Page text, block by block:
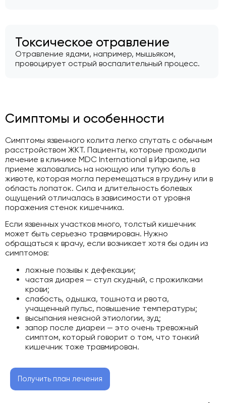
Токсическое отравление
Отравление ядами, например, мышьяком,
провоцирует острый воспалительный процесс.
Симптомы и особенности
Симптомы язвенного колита легко спутать с обычным
расстройством ЖКТ. Пациенты, которые проходили
лечение в клинике MDC International в Израиле, на
приеме жаловались на ноющую или тупую боль в
животе, которая могла перемещаться в грудину или в
область лопаток. Сила и длительность болевых
ощущений отличалась в зависимости от уровня
поражения стенок кишечника.
Если язвенных участков много, толстый кишечник
может быть серьезно травмирован. Нужно
обращаться к врачу, если возникает хотя бы один из
симптомов:
ложные позывы к дефекации;
частая диарея — стул скудный, с прожилками
крови;
слабость, одышка, тошнота и рвота,
учащенный пульс, повышение температуры;
высыпания неясной этиологии, зуд;
запор после диареи — это очень тревожный
симптом, который говорит о том, что тонкий
кишечник тоже травмирован.
Получить план лечения